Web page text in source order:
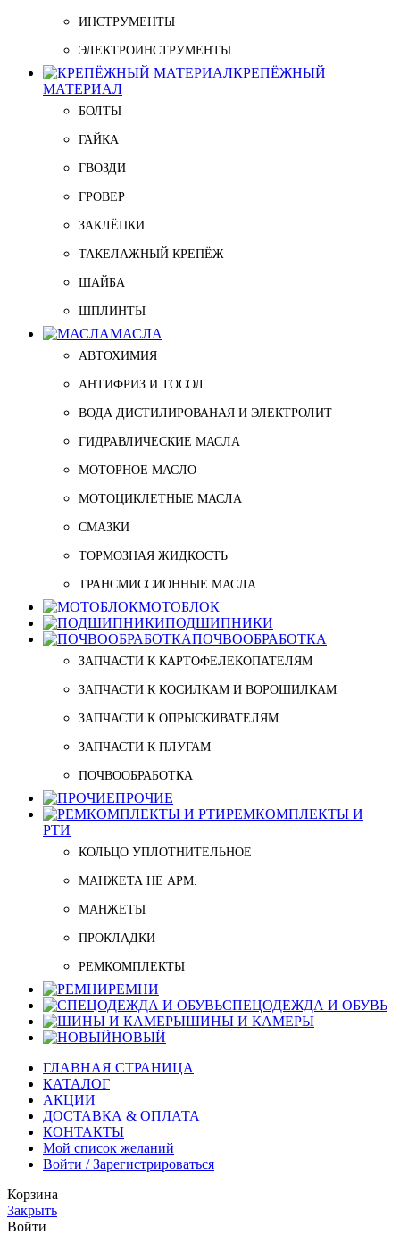
ИНСТРУМЕНТЫ
ЭЛЕКТРОИНСТРУМЕНТЫ
КРЕПЁЖНЫЙ
МАТЕРИАЛ
БОЛТЫ
ГАЙКА
ГВОЗДИ
ГРОВЕР
ЗАКЛЁПКИ
ТАКЕЛАЖНЫЙ КРЕПЁЖ
ШАЙБА
ШПЛИНТЫ
МАСЛА
АВТОХИМИЯ
АНТИФРИЗ И ТОСОЛ
ВОДА ДИСТИЛИРОВАНАЯ И ЭЛЕКТРОЛИТ
ГИДРАВЛИЧЕСКИЕ МАСЛА
МОТОРНОЕ МАСЛО
МОТОЦИКЛЕТНЫЕ МАСЛА
СМАЗКИ
ТОРМОЗНАЯ ЖИДКОСТЬ
ТРАНСМИССИОННЫЕ МАСЛА
МОТОБЛОК
ПОДШИПНИКИ
ПОЧВООБРАБОТКА
ЗАПЧАСТИ К КАРТОФЕЛЕКОПАТЕЛЯМ
ЗАПЧАСТИ К КОСИЛКАМ И ВОРОШИЛКАМ
ЗАПЧАСТИ К ОПРЫСКИВАТЕЛЯМ
ЗАПЧАСТИ К ПЛУГАМ
ПОЧВООБРАБОТКА
ПРОЧИЕ
РЕМКОМПЛЕКТЫ И
РТИ
КОЛЬЦО УПЛОТНИТЕЛЬНОЕ
МАНЖЕТА НЕ АРМ.
МАНЖЕТЫ
ПРОКЛАДКИ
РЕМКОМПЛЕКТЫ
РЕМНИ
СПЕЦОДЕЖДА И ОБУВЬ
ШИНЫ И КАМЕРЫ
НОВЫЙ
ГЛАВНАЯ СТРАНИЦА
КАТАЛОГ
АКЦИИ
ДОСТАВКА & ОПЛАТА
КОНТАКТЫ
Мой список желаний
Войти / Зарегистрироваться
Корзина
Закрыть
Войти